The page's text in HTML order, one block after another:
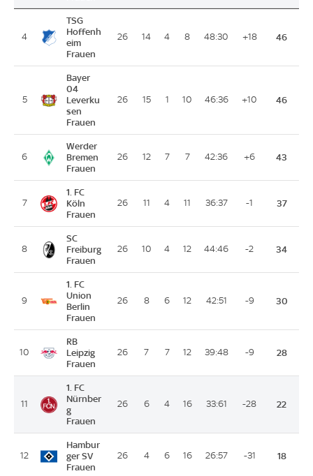
4
TSG
Hoffenh
eim
Frauen
26 14 4 8 48:30 +18 46
5
Bayer
04
Leverku
sen
Frauen
26 15 1 10 46:36 +10 46
6
Werder
Bremen
Frauen
26 12 7 7 42:36 +6 43
7
1. FC
Köln
Frauen
26 11 4 11 36:37 -1 37
8
SC
Freiburg
Frauen
26 10 4 12 44:46 -2 34
9
1. FC
Union
Berlin
Frauen
26 8 6 12 42:51 -9 30
10
RB
Leipzig
Frauen
26 7 7 12 39:48 -9 28
11
1. FC
Nürnber
g
Frauen
26 6 4 16 33:61 -28 22
12
Hambur
ger SV
Frauen
26 4 6 16 26:57 -31 18